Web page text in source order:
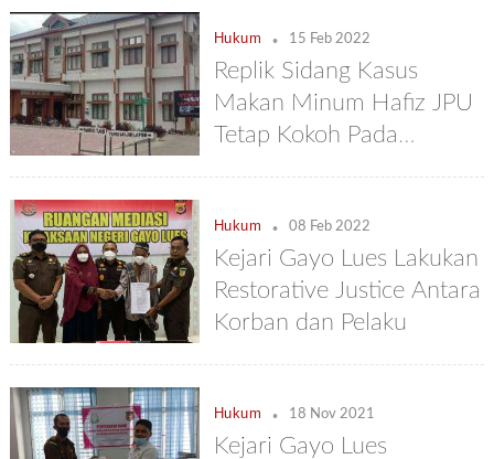
Hukum . 15 Feb 2022
Replik Sidang Kasus
Makan Minum Hafiz JPU
Tetap Kokoh Pada
Hukum . 08 Feb 2022
Kejari Gayo Lues Lakukan
Restorative Justice Antara
Korban dan Pelaku
Hukum . 18 Nov 2021
Kejari Gayo Lues